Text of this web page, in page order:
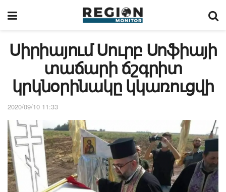
Սիրիայում Սուրբ Սոֆիայի
տաճարի ճշգրիտ
կրկնօրինակը կկառուցվի
2020/09/10 11:33